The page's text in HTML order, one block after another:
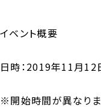
イベント概要
日時：2019年11月12日
※開始時間が異なり